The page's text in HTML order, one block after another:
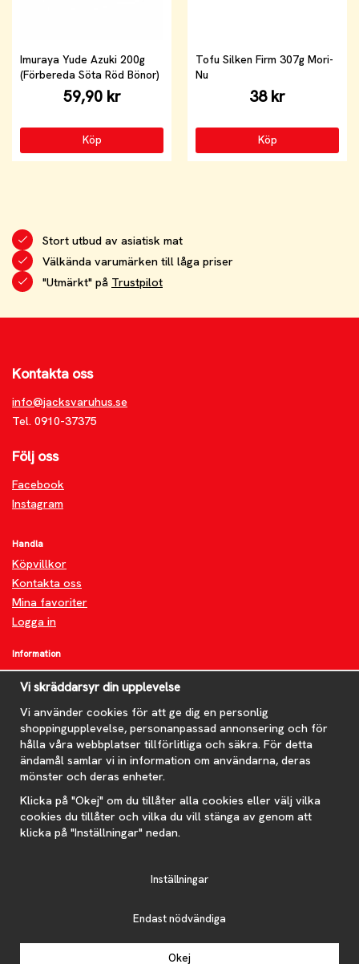
Imuraya Yude Azuki 200g
(Förbereda Söta Röd Bönor)
59,90 kr
Köp
Tofu Silken Firm 307g Mori-
Nu
38 kr
Köp
Stort utbud av asiatisk mat
Välkända varumärken till låga priser
"Utmärkt" på Trustpilot
Kontakta oss
info@jacksvaruhus.se
Tel. 0910-37375
Följ oss
Facebook
Instagram
Handla
Köpvillkor
Kontakta oss
Mina favoriter
Logga in
Information
Om oss
FAQ
Nyheter
Nyhetsbrev
Om cookies
Prenumerera på nyhetsbrevet för våra bästa erbjudanden och
nyheter!
E-
postadress
Drift & produktion: Wikinggruppen
Vi skräddarsyr din upplevelse
Vi använder cookies för att ge dig en personlig
shoppingupplevelse, personanpassad annonsering och för
hålla våra webbplatser tillförlitliga och säkra. För detta
ändamål samlar vi in information om användarna, deras
mönster och deras enheter.
Klicka på "Okej" om du tillåter alla cookies eller välj vilka
cookies du tillåter och vilka du vill stänga av genom att
klicka på "Inställningar" nedan.
Inställningar
Endast nödvändiga
Okej